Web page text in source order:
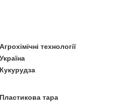
Агрохімічні технології
Україна
Кукурудза
Пластикова тара